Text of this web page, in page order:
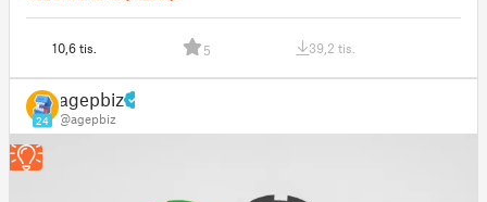
10,6 tis. 5 39,2 tis.
24
agepbiz
@agepbiz